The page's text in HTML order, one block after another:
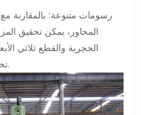
رسومات متنوعة: بالمقارنة مع
المحاور، يمكن تحقيق
الحجرية والقطع ثلاثي
تخصيص المستخدم.